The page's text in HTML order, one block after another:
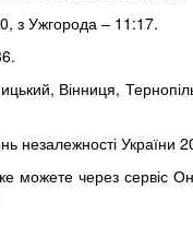
з Ужгорода – 11:17.
Вінниця,
незалежності України
можете через сервіс